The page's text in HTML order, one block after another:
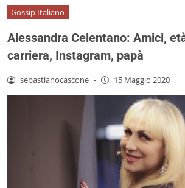
Gossip Italiano
Alessandra Celentano: Amici,
carriera, Instagram, papà
sebastianocascone - 15 Maggio 2020